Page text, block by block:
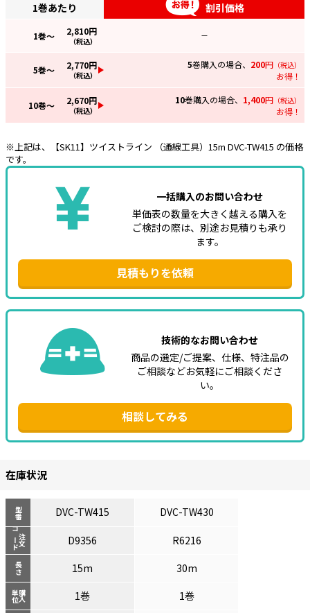
1巻あたり 割引価格
1巻～ 2,810円
（税込）
—
5巻～ 2,770円
（税込）
5巻購入の場合、 200円 （税込）
お得！
10巻～ 2,670円
（税込）
10巻購入の場合、 1,400円 （税込）
お得！
※上記は、【SK11】ツイストライン （通線工具）15m DVC-TW415 の価格
です。
一括購入のお問い合わせ
単価表の数量を大きく越える購入を
ご検討の際は、別途お見積りも承り
ます。
見積もりを依頼
技術的なお問い合わせ
商品の選定/ご提案、仕様、特注品の
ご相談などお気軽にご相談くださ
い。
相談してみる
在庫状況
型番
注文
コード
長さ
購入
単位
DVC-TW415 DVC-TW430
D9356
R6216
15m
30m
1巻
1巻